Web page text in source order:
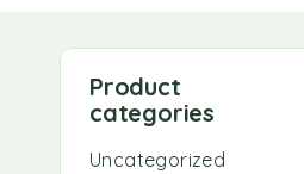
Product
categories
Uncategorized